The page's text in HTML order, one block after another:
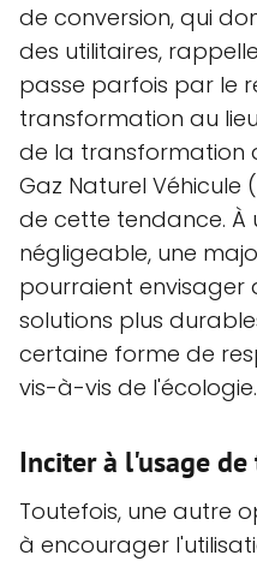
de conversion, qui
des utilitaires,
passe parfois par le
transformation au
de la transformation
Gaz Naturel Véhicule
de cette tendance. À
négligeable, une
pourraient envisager
solutions plus
certaine forme de
vis-à-vis de l'écologie.
Inciter à l'usage
Toutefois, une autre
à encourager